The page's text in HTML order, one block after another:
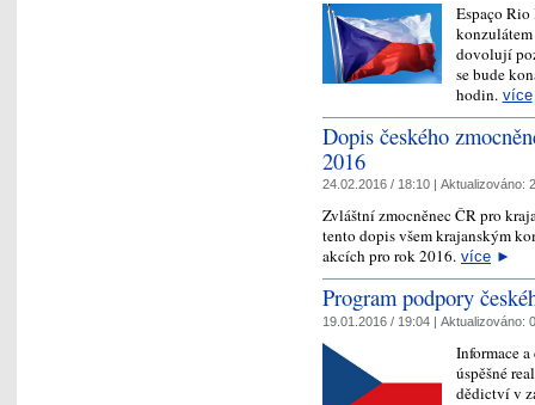
Espaço
dovolují
se bude
hodin. více
Dopis českého
2016
24.02.2016 / 18:10 | Aktualizováno:
Zvláštní zmocněnec ČR pro
tento dopis všem krajanským
akcích pro rok 2016. více ►
Program podpory
19.01.2016 / 19:04 | Aktualizováno:
Informace
úspěšné
dědictví v